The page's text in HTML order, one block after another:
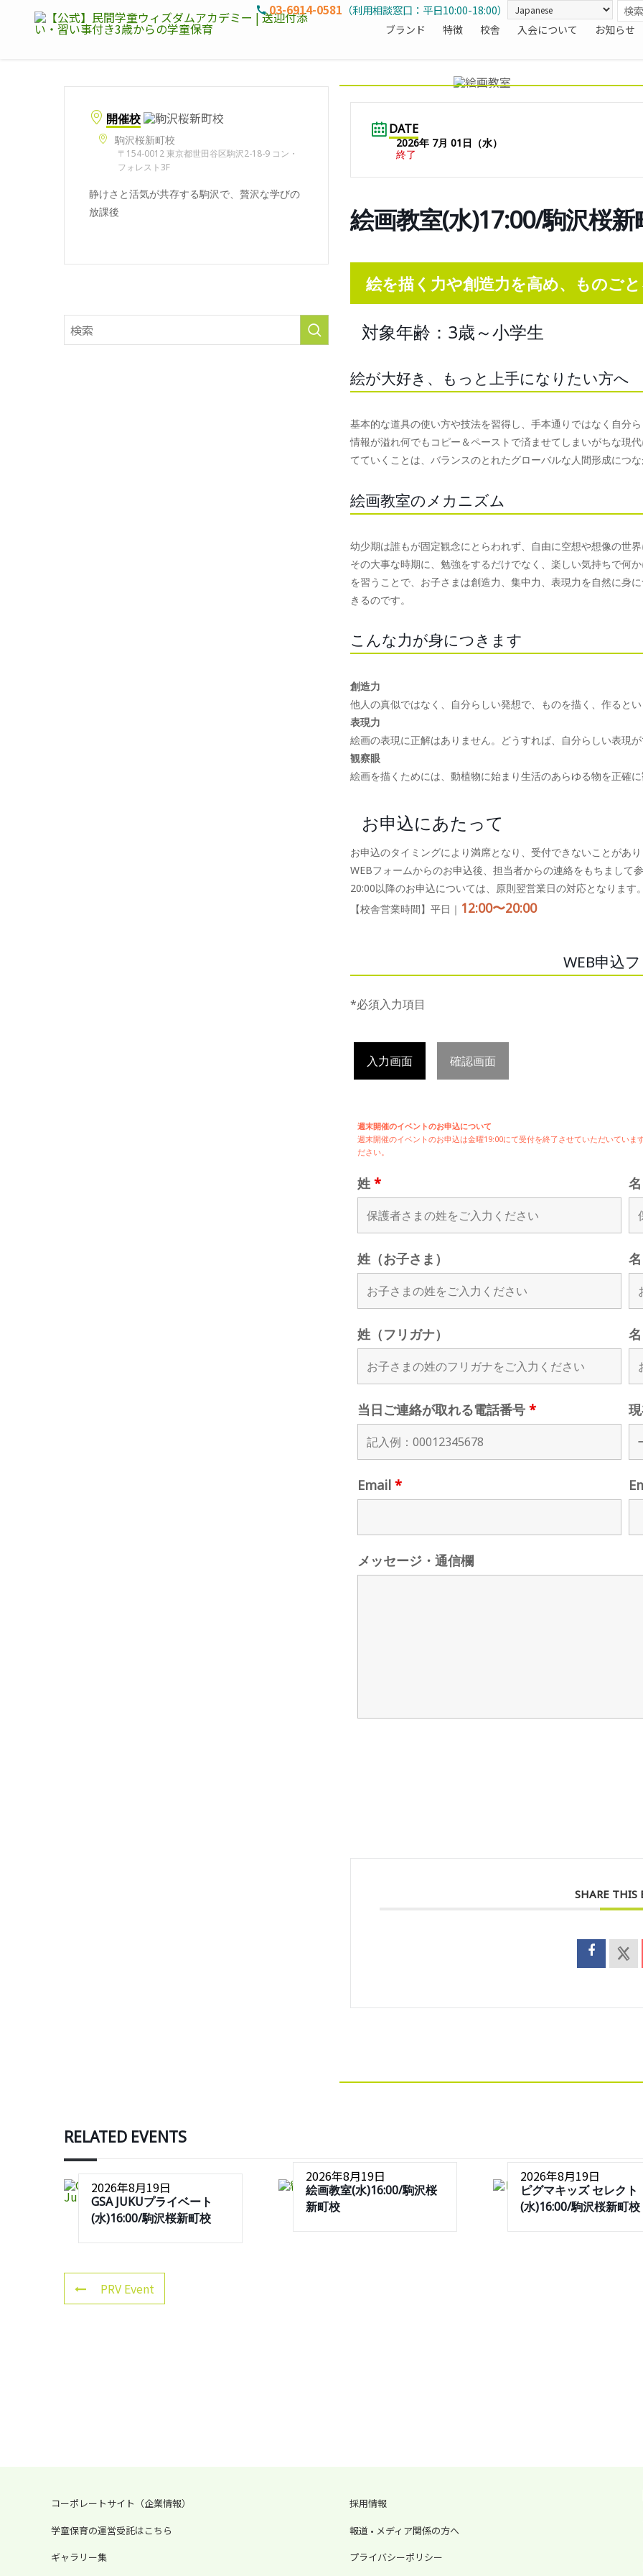
ブランド 特徴 校舎 入会について お知らせ
03-6914-0581 （利用相談窓口：平日10:00-18:00）
開催校
駒沢桜新町校
〒154-0012 東京都世田谷区駒沢2-18-9 コン・
フォレスト3F
静けさと活気が共存する駒沢で、贅沢な学びの
放課後
DATE
2026年 7月 01日（水）
終了
絵画教室(水)17:00/駒沢桜新
絵を描く力や創造力を高め、ものご
対象年齢：3歳～小学生
絵が大好き、もっと上手になりたい方へ
基本的な道具の使い方や技法を習得し、手本通りではなく自分
情報が溢れ何でもコピー＆ペーストで済ませてしまいがちな現
てていくことは、バランスのとれたグローバルな人間形成につ
絵画教室のメカニズム
幼少期は誰もが固定観念にとらわれず、自由に空想や想像の世界
その大事な時期に、勉強をするだけでなく、楽しい気持ちで何
を習うことで、お子さまは創造力、集中力、表現力を自然に身
きるのです。
こんな力が身につきます
創造力
他人の真似ではなく、自分らしい発想で、ものを描く、作ると
表現力
絵画の表現に正解はありません。どうすれば、自分らしい表現
観察眼
絵画を描くためには、動植物に始まり生活のあらゆる物を正確
お申込にあたって
お申込のタイミングにより満席となり、受付できないことがあ
WEBフォームからのお申込後、担当者からの連絡をもちまして参
20:00以降のお申込については、原則翌営業日の対応となります。
【校舎営業時間】平日｜ 12:00〜20:00
WEB申込
*必須入力項目
入力画面 確認画面
週末開催のイベントのお申込について
週末開催のイベントのお申込は金曜19:00にて受付を終了させていただいていま
ださい。
姓 *
姓（お子さま）
姓（フリガナ）
当日ご連絡が取れる電話番号 *
Email *
メッセージ・通信欄
SHARE THIS
RELATED EVENTS
2026年8月19日
GSA JUKUプライベート
(水)16:00/駒沢桜新町校
2026年8月19日
絵画教室(水)16:00/駒沢桜
新町校
2026年8月19日
ピグマキッズ セレクト
(水)16:00/駒沢桜新町校
PRV Event
コーポレートサイト（企業情報）
学童保育の運営受託はこちら
ギャラリー集
採用情報
報道 • メディア関係の方へ
プライバシーポリシー